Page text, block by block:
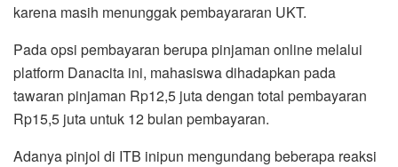
karena masih menunggak pembayararan UKT.
Pada opsi pembayaran berupa pinjaman online melalui
platform Danacita ini, mahasiswa dihadapkan pada
tawaran pinjaman Rp12,5 juta dengan total pembayaran
Rp15,5 juta untuk 12 bulan pembayaran.
Adanya pinjol di ITB inipun mengundang beberapa reaksi